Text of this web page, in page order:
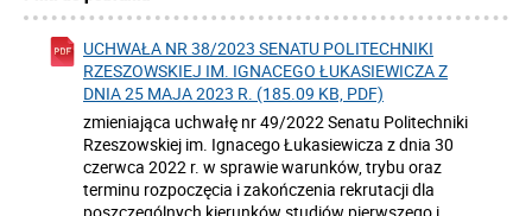
UCHWAŁA NR 38/2023 SENATU POLITECHNIKI
RZESZOWSKIEJ IM. IGNACEGO ŁUKASIEWICZA Z
DNIA 25 MAJA 2023 R. (185.09 KB, PDF)
zmieniająca uchwałę nr 49/2022 Senatu Politechniki
Rzeszowskiej im. Ignacego Łukasiewicza z dnia 30
czerwca 2022 r. w sprawie warunków, trybu oraz
terminu rozpoczęcia i zakończenia rekrutacji dla